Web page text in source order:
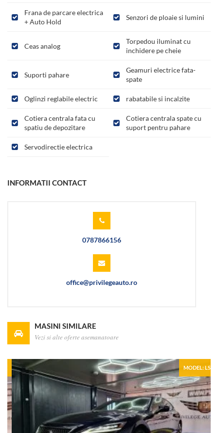
Frana de parcare electrica
+ Auto Hold
Senzori de ploaie si lumini
Ceas analog
Torpedou iluminat cu
inchidere pe cheie
Suporti pahare
Geamuri electrice fata-
spate
Oglinzi reglabile electric rabatabile si incalzite
Cotiera centrala fata cu
spatiu de depozitare
Cotiera centrala spate cu
suport pentru pahare
Servodirectie electrica
INFORMATII CONTACT
0787866156
office@privilegeauto.ro
MASINI SIMILARE
Vezi si alte oferte asemanatoare
MODEL: LS